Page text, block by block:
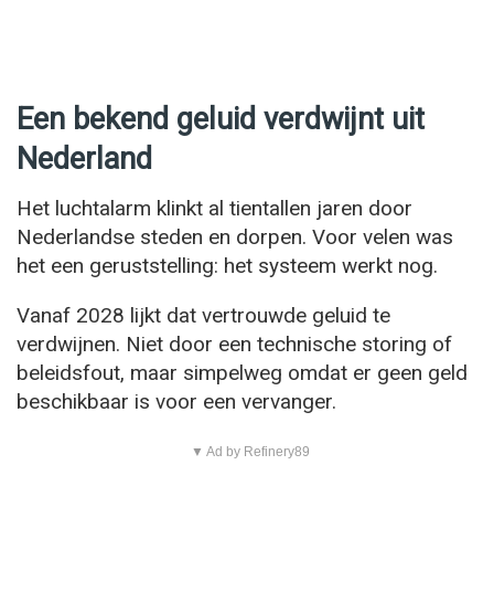
Een bekend geluid verdwijnt uit
Nederland
Het luchtalarm klinkt al tientallen jaren door
Nederlandse steden en dorpen. Voor velen was
het een geruststelling: het systeem werkt nog.
Vanaf 2028 lijkt dat vertrouwde geluid te
verdwijnen. Niet door een technische storing of
beleidsfout, maar simpelweg omdat er geen geld
beschikbaar is voor een vervanger.
▼ Ad by Refinery89